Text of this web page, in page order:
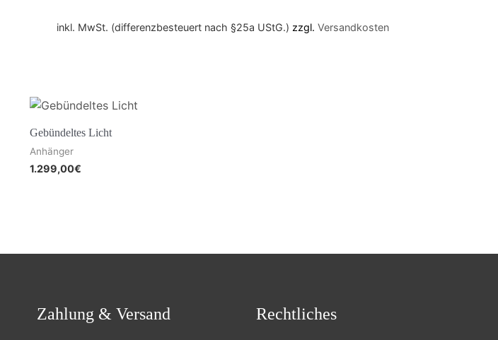
inkl. MwSt. (differenzbesteuert nach §25a UStG.) zzgl. Versandkosten
Gebündeltes Licht
Anhänger
1.299,00€
Zahlung & Versand Rechtliches